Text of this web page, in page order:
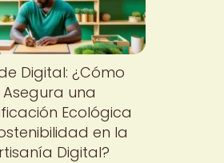
Digital: ¿Cómo
Asegura una
Ecológica
en la
Digital?